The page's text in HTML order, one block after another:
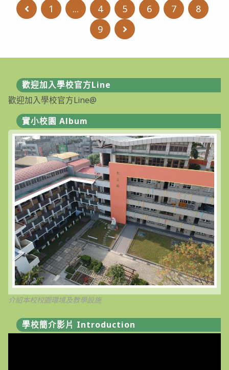
年
月
Go to the previous page
1 ... 4 5 6 7
8
9
Go to the next page
歡迎加入學校官方Line
歡迎加入學校官方Line@
實小校園 Album
介紹本校校園環境及教學設施
學校簡介影片 Introduction